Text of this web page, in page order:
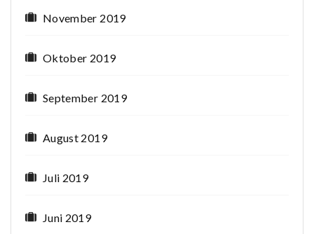
November 2019
Oktober 2019
September 2019
August 2019
Juli 2019
Juni 2019